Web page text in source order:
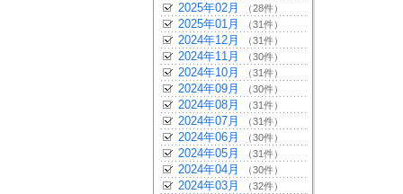
2025年02月 （28件）
2025年01月 （31件）
2024年12月 （31件）
2024年11月 （30件）
2024年10月 （31件）
2024年09月 （30件）
2024年08月 （31件）
2024年07月 （31件）
2024年06月 （30件）
2024年05月 （31件）
2024年04月 （30件）
2024年03月 （32件）